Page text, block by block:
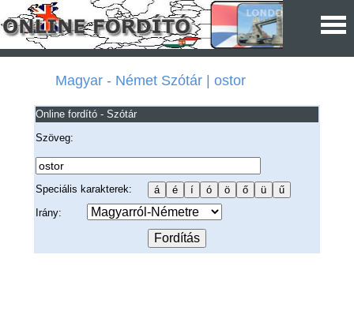
Magyar - Német Szótár | ostor
Online fordító - Szótár
Szöveg:
Speciális karakterek:
Irány: